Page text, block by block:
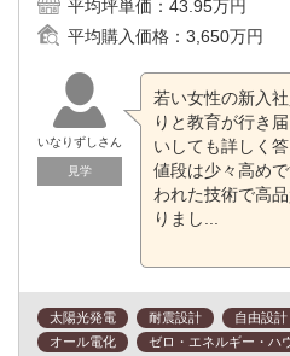
平均坪単価： 43.95万円
平均購入価格： 3,650万円
いなりずしさん
見学
若い女性の新入
りと教育が行き
いしても詳しく
値段は少々高め
われた技術で高
りまし...
太陽光発電 耐震設計 自由設計
オール電化
ゼロ・エネルギー・ハ